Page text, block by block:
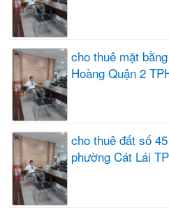
cho thuê mặt
Hoàng Quận 2
cho thuê đất số
phường Cát Lái